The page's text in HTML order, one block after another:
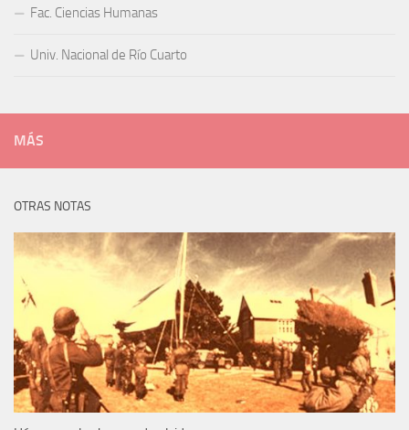
Fac. Ciencias Humanas
Univ. Nacional de Río Cuarto
MÁS
OTRAS NOTAS